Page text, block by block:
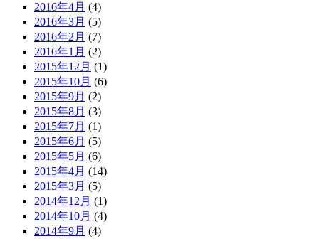
2016年4月 (4)
2016年3月 (5)
2016年2月 (7)
2016年1月 (2)
2015年12月 (1)
2015年10月 (6)
2015年9月 (2)
2015年8月 (3)
2015年7月 (1)
2015年6月 (5)
2015年5月 (6)
2015年4月 (14)
2015年3月 (5)
2014年12月 (1)
2014年10月 (4)
2014年9月 (4)